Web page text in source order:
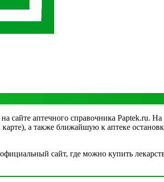
сайте аптечного справочника Paptek.ru.
а также ближайшую к аптеке
сайт, где можно купить